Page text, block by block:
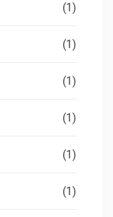
(1)
(1)
(1)
(1)
(1)
(1)